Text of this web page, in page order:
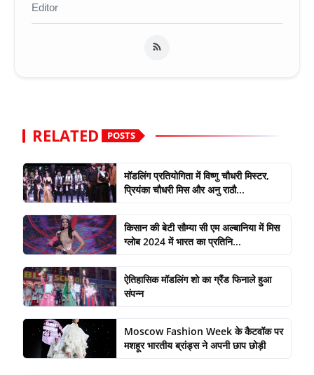
Editor
RELATED POSTS
मॉडलिंग प्रतियोगिता में विष्णु चौधरी मिस्टर,
प्रियंका चौधरी मिस और अनु राठौ...
किसान की बेटी सौम्या सी एम अल्बानिया में मिस
ग्लोब 2024 में भारत का प्रतिनि...
ऐतिहासिक मॉडलिंग शो का ग्रैंड फिनाले हुआ
संपन्न
Moscow Fashion Week के कैटवॉक पर
मशहूर भारतीय ब्रांड्स ने अपनी छाप छोड़ी